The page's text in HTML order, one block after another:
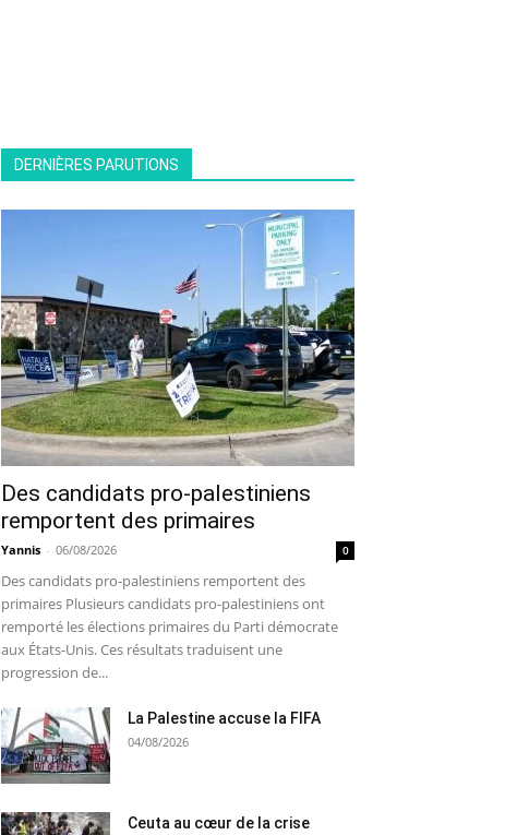
DERNIÈRES PARUTIONS
Des candidats pro-palestiniens
remportent des primaires
Yannis - 06/08/2026 0
Des candidats pro-palestiniens remportent des
primaires Plusieurs candidats pro-palestiniens ont
remporté les élections primaires du Parti démocrate
aux États-Unis. Ces résultats traduisent une
progression de...
La Palestine accuse la FIFA
04/08/2026
Ceuta au cœur de la crise